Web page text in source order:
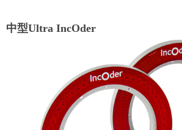
中型Ultra IncOder